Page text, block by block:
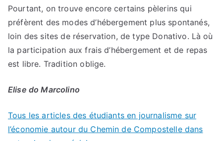
Pourtant, on trouve encore certains pèlerins qui
préfèrent des modes d’hébergement plus spontanés,
loin des sites de réservation, de type Donativo. Là où
la participation aux frais d’hébergement et de repas
est libre. Tradition oblige.
Elise do Marcolino
Tous les articles des étudiants en journalisme sur
l’économie autour du Chemin de Compostelle dans